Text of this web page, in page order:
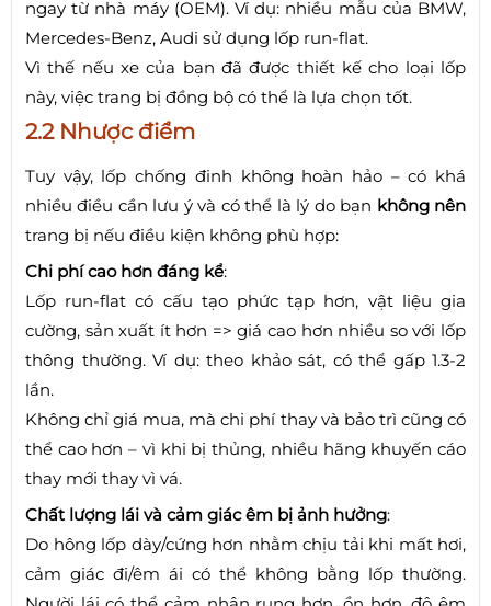
ngay từ nhà máy (OEM). Ví dụ: nhiều mẫu của BMW,
Mercedes‑Benz, Audi sử dụng lốp run-flat.
Vì thế nếu xe của bạn đã được thiết kế cho loại lốp
này, việc trang bị đồng bộ có thể là lựa chọn tốt.
2.2 Nhược điểm
Tuy vậy, lốp chống đinh không hoàn hảo – có khá
nhiều điều cần lưu ý và có thể là lý do bạn không nên
trang bị nếu điều kiện không phù hợp:
Chi phí cao hơn đáng kể:
Lốp run-flat có cấu tạo phức tạp hơn, vật liệu gia
cường, sản xuất ít hơn => giá cao hơn nhiều so với lốp
thông thường. Ví dụ: theo khảo sát, có thể gấp 1.3-2
lần.
Không chỉ giá mua, mà chi phí thay và bảo trì cũng có
thể cao hơn – vì khi bị thủng, nhiều hãng khuyến cáo
thay mới thay vì vá.
Chất lượng lái và cảm giác êm bị ảnh hưởng:
Do hông lốp dày/cứng hơn nhằm chịu tải khi mất hơi,
cảm giác đi/êm ái có thể không bằng lốp thường.